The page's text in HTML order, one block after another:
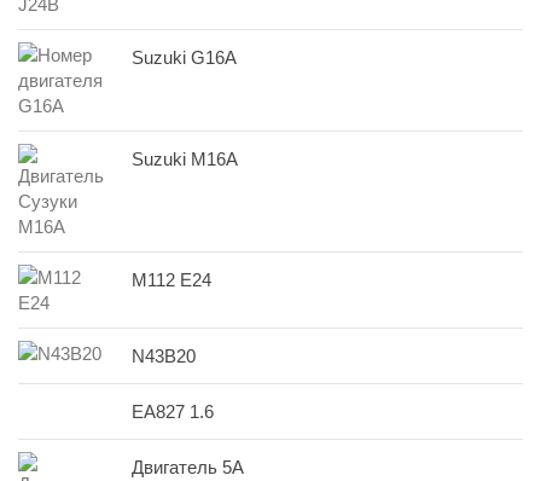
Suzuki G16A
Suzuki M16A
M112 E24
N43B20
EA827 1.6
Двигатель 5A